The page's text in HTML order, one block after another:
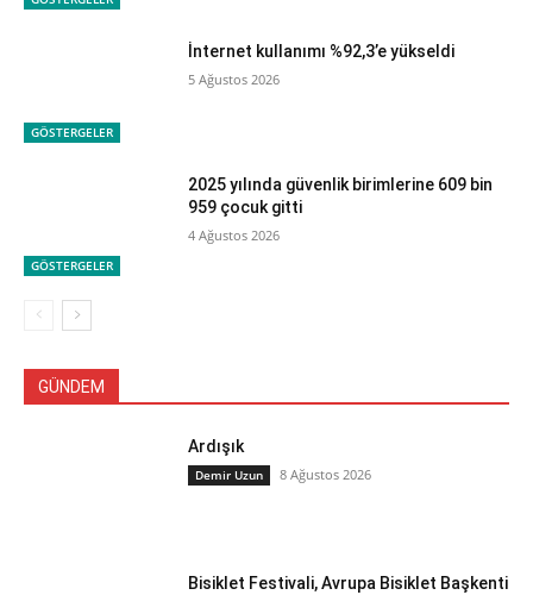
GÖSTERGELER
İnternet kullanımı %92,3’e yükseldi
5 Ağustos 2026
GÖSTERGELER
2025 yılında güvenlik birimlerine 609 bin
959 çocuk gitti
4 Ağustos 2026
GÜNDEM
Ardışık
Demir Uzun 8 Ağustos 2026
Bisiklet Festivali, Avrupa Bisiklet Başkenti